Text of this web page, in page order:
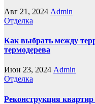
Авг 21, 2024 Admin
Отделка
Как выбрать между
термодерева
Июн 23, 2024 Admin
Отделка
Реконструкция